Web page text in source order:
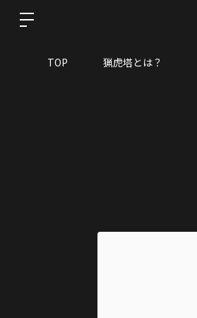
TOP 猟虎塔とは？